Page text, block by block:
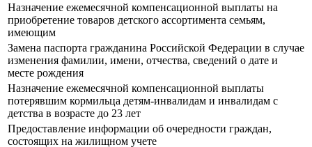
Назначение ежемесячной компенсационной выплаты на
приобретение товаров детского ассортимента семьям,
имеющим
Замена паспорта гражданина Российской Федерации в случае
изменения фамилии, имени, отчества, сведений о дате и
месте рождения
Назначение ежемесячной компенсационной выплаты
потерявшим кормильца детям-инвалидам и инвалидам с
детства в возрасте до 23 лет
Предоставление информации об очередности граждан,
состоящих на жилищном учете